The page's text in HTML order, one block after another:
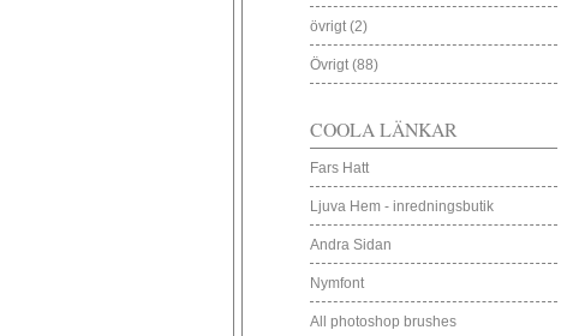
övrigt (2)
Övrigt (88)
COOLA LÄNKAR
Fars Hatt
Ljuva Hem - inredningsbutik
Andra Sidan
Nymfont
All photoshop brushes